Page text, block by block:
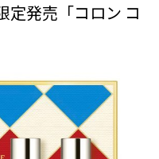
定発売「コロン コ